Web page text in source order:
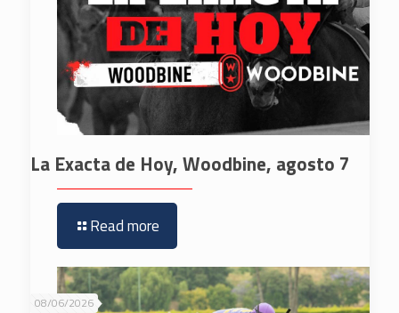
La Exacta de Hoy, Woodbine, agosto 7
Read more
08/06/2026